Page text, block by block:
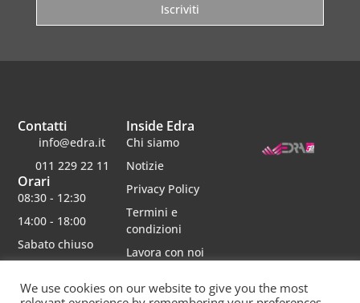
Iscriviti
Inside Edra
Chi siamo
Notizie
Privacy Policy
Termini e
condizioni
Lavora con noi
Contatti
info@edra.it
011 229 22 11
Orari
08:30 - 12:30
14:00 - 18:00
Sabato chiuso
We use cookies on our website to give you the most